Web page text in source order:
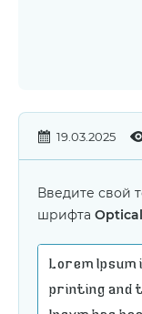
19.03.2025
Введите свой
шрифта